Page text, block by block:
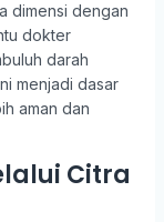
dimensi dengan
dokter
darah
menjadi dasar
aman dan
Citra